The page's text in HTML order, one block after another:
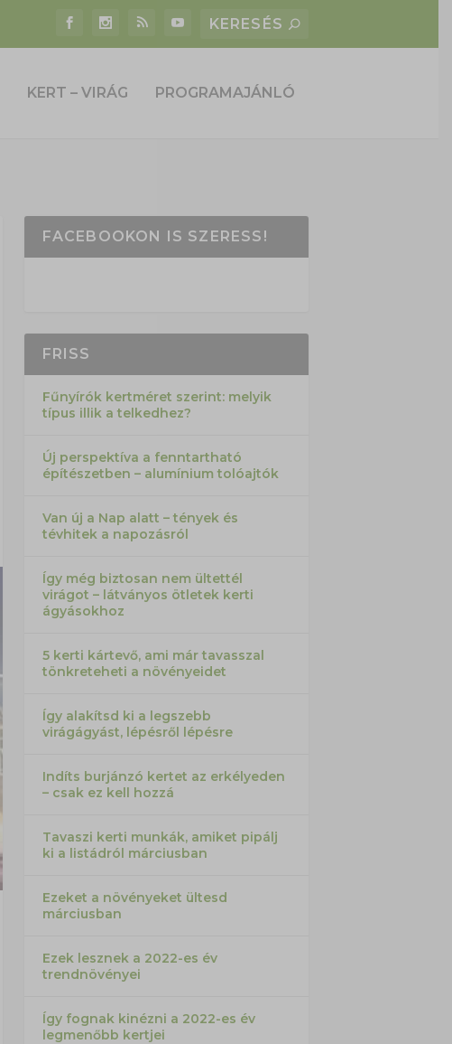
KERT – VIRÁG PROGRAMAJÁNLÓ
FACEBOOKON IS SZERESS!
FRISS
Fűnyírók kertméret szerint: melyik
típus illik a telkedhez?
Új perspektíva a fenntartható
építészetben – alumínium tolóajtók
Van új a Nap alatt – tények és
tévhitek a napozásról
Így még biztosan nem ültettél
virágot – látványos ötletek kerti
ágyásokhoz
5 kerti kártevő, ami már tavasszal
tönkreteheti a növényeidet
Így alakítsd ki a legszebb
virágágyást, lépésről lépésre
Indíts burjánzó kertet az erkélyeden
– csak ez kell hozzá
Tavaszi kerti munkák, amiket pipálj
ki a listádról márciusban
Ezeket a növényeket ültesd
márciusban
Ezek lesznek a 2022-es év
trendnövényei
Így fognak kinézni a 2022-es év
legmenőbb kertjei